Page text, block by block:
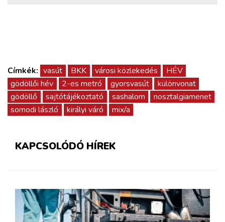
Címkék: vasút BKK városi közlekedés
HÉV
gödöllői hév
2-es metró gyorsvasút
különvonat
gödöllő
sajtótájékoztató sashalom
nosztalgiamenet
somodi lászló
királyi váró mix/a
KAPCSOLÓDÓ HÍREK